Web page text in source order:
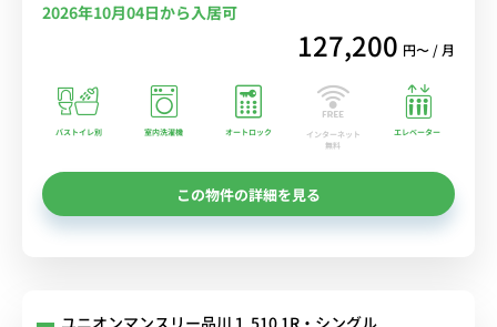
2026年10月04日から入居可
127,200 円〜 / 月
バストイレ別 室内洗濯機 オートロック
インターネット
無料
エレベーター
この物件の詳細を見る